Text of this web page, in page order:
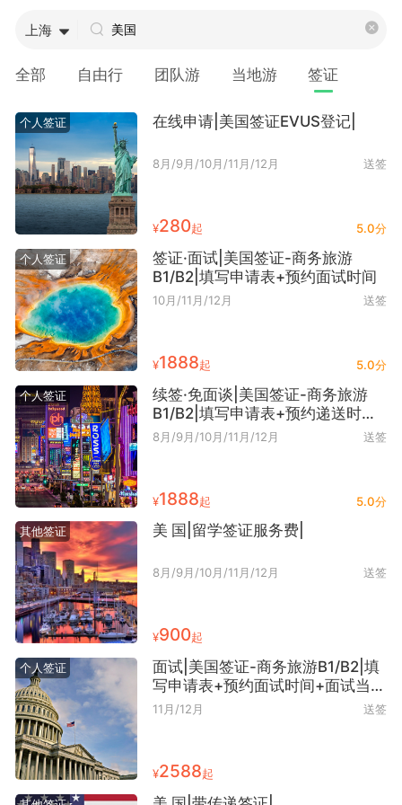
上海
全部 自由行 团队游 当地游 签证
个人签证 在线申请|美国签证EVUS登记|
8月/9月/10月/11月/12月 送签
¥280起 5.0分
个人签证
签证·面试|美国签证-商务旅游
B1/B2|填写申请表+预约面试时间
10月/11月/12月 送签
¥1888起 5.0分
个人签证
续签·免面谈|美国签证-商务旅游
B1/B2|填写申请表+预约递送时间
+签证代送
8月/9月/10月/11月/12月 送签
¥1888起 5.0分
其他签证 美 国|留学签证服务费|
8月/9月/10月/11月/12月 送签
¥900起
个人签证
面试|美国签证-商务旅游B1/B2|填
写申请表+预约面试时间+面试当天
陪同+出签后代取护照+EVUS更新
11月/12月 送签
¥2588起